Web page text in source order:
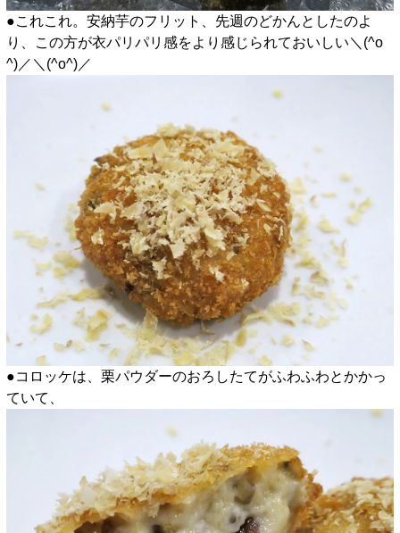
●これこれ。安納芋のフリット、先週のどかんとしたのよ
り、この方が衣パリパリ感をより感じられておいしい＼(^o
^)／＼(^o^)／
●コロッケは、栗パウダーのおろしたてがふわふわとかかっ
ていて、